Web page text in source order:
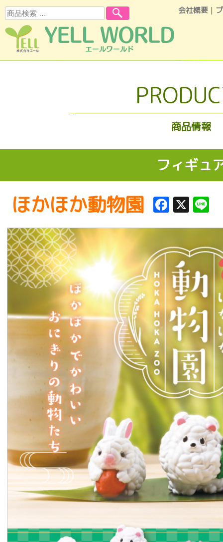
会社概要 ｜
検索
商品情報
フィギュ
ほかほか動物園 X